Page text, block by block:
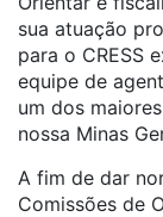
sua atuação
para o CRESS
equipe de
um dos
nossa Minas
A fim de dar
Comissões de